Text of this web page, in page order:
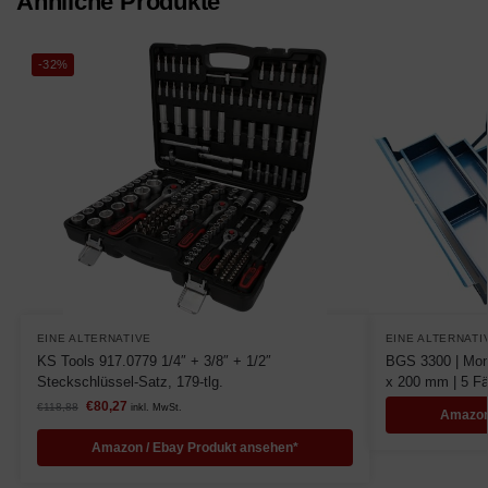
-32%
EINE ALTERNATIVE
KS Tools 917.0779 1/4″ + 3/8″ + 1/2″
Steckschlüssel-Satz, 179-tlg.
€118,88 €80,27 inkl. MwSt.
Amazon / Ebay Produkt ansehen*
EINE
BGS 3300 |
x 200 mm | 5